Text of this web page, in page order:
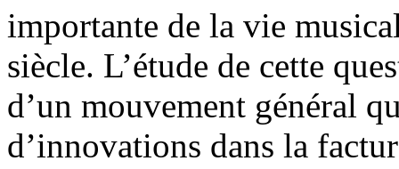
importante de la vie
siècle. L’étude de cette
d’un mouvement général
d’innovations dans la